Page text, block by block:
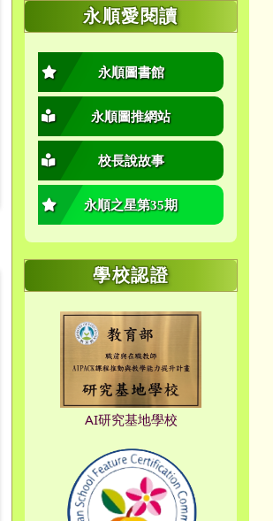
下載：
下載：1150113757_附件1-115學年度國民中
下載：115新生課後報名表.pdf
下載：0410-「桃園市立瑞原國民中學115學
下載：0401-瑞埔國小「115學年度體育班招生
下載：0326-楓樹國小「115學年度體育班新
下載：服務醫院附表.pdf
永順愛閱讀
永順圖書館
永順圖推網站
校長說故事
永順之星第35期
學校認證
AI研究基地學校